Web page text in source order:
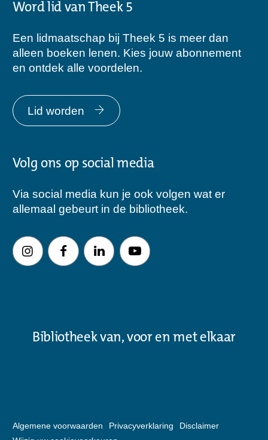
Word lid van Theek 5
Een lidmaatschap bij Theek 5 is meer dan
alleen boeken lenen. Kies jouw abonnement
en ontdek alle voordelen.
Lid worden
Volg ons op social media
Via social media kun je ook volgen wat er
allemaal gebeurt in de bibliotheek.
Bibliotheek van, voor en met elkaar
Algemene voorwaarden Privacyverklaring
Disclaimer